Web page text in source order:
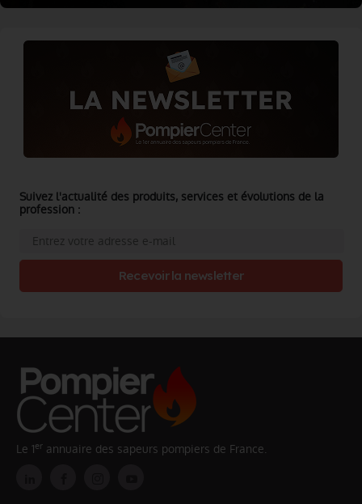
Suivez l'actualité des produits, services et évolutions de la
profession :
Recevoir la newsletter
Le 1er annuaire des sapeurs pompiers de France.